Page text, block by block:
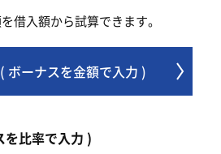
借入額から試算できます。
ボーナスを金額で入力 )
を比率で入力 )